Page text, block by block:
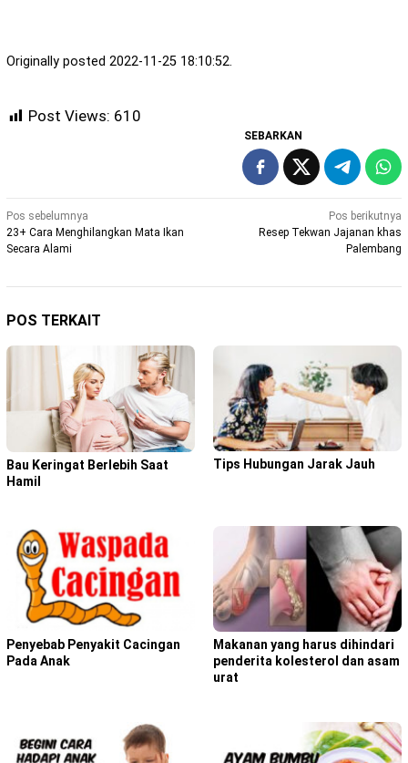
Originally posted 2022-11-25 18:10:52.
Post Views: 610
SEBARKAN
Navigasi
pos
Pos sebelumnya
23+ Cara Menghilangkan Mata Ikan
Secara Alami
Pos berikutnya
Resep Tekwan Jajanan khas
Palembang
POS TERKAIT
Bau Keringat Berlebih Saat
Hamil
Tips Hubungan Jarak Jauh
Penyebab Penyakit Cacingan
Pada Anak
Makanan yang harus dihindari
penderita kolesterol dan asam
urat